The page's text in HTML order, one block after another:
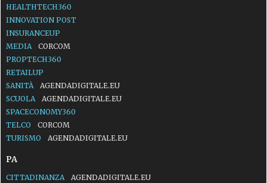
HEALTHTECH360
INNOVATION POST
INSURANCEUP
MEDIA
CORCOM
PROPTECH360
RETAILUP
SANITÀ
AGENDADIGITALE.EU
SCUOLA
AGENDADIGITALE.EU
SPACECONOMY360
TELCO
CORCOM
TURISMO
AGENDADIGITALE.EU
PA
CITTADINANZA
AGENDADIGITALE.EU